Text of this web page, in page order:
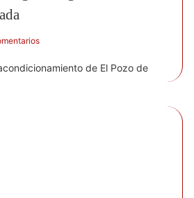
de El Pozo de